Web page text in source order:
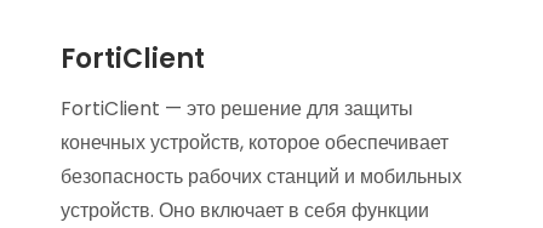
FortiClient
FortiClient — это решение для защиты
конечных устройств, которое обеспечивает
безопасность рабочих станций и мобильных
устройств. Оно включает в себя функции